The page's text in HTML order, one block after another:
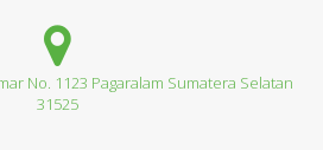
No. 1123 Pagaralam Sumatera Selatan
31525